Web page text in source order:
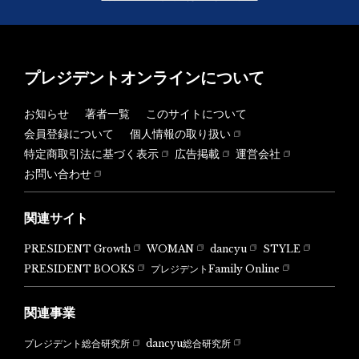
プレジデントオンラインについて
お知らせ 著者一覧
このサイトについて
会員登録について
個人情報の取り扱い
特定商取引法に基づく表示
広告掲載
運営会社
お問い合わせ
関連サイト
PRESIDENT Growth WOMAN dancyu
STYLE
PRESIDENT BOOKS
プレジデントFamily Online
関連事業
プレジデント総合研究所 dancyu総合研究所